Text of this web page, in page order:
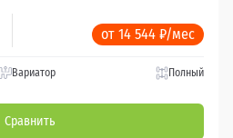
от 14 544 ₽/мес
Вариатор Полный
Сравнить